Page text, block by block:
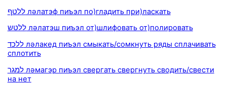
ללטף ләлатэф пиъэл по)гладить при)ласкать
ללטש ләлатэш пиъэл от)шлифовать от)полировать
ללכד ләлакед пиъэл смыкать/сомкнуть ряды сплачивать
сплотить
למגר ләмагэр пиъэл свергать свергнуть сводить/свести
на нет